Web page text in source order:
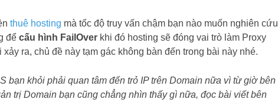
thuê hosting mà tốc độ truy vấn chậm bạn nào muốn nghiên cứu
để cấu hình FailOver khi đó hosting sẽ đóng vai trò làm Proxy
ra, chủ đề này tạm gác không bàn đến trong bài này nhé.
bạn khỏi phải quan tâm đến trỏ IP trên Domain nữa vì từ giờ bên
trị Domain bạn cũng chẳng nhìn thấy gì nữa, đọc bài viết bên